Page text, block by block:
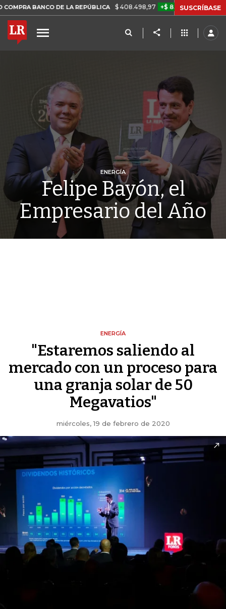
DE LA REPÚBLICA $ 408.498,97 +$ 8.753,81 +2,19% TASA DE
SUSCRÍBASE
ENERGÍA
Felipe Bayón, el
Empresario del Año
ENERGÍA
"Estaremos saliendo al
mercado con un proceso para
una granja solar de 50
Megavatios"
miércoles, 19 de febrero de 2020